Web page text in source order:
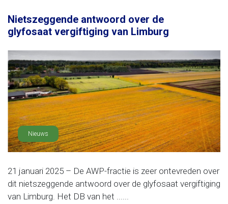
Nietszeggende antwoord over de
glyfosaat vergiftiging van Limburg
Nieuws
21 januari 2025 – De AWP-fractie is zeer ontevreden over
dit nietszeggende antwoord over de glyfosaat vergiftiging
van Limburg. Het DB van het ......